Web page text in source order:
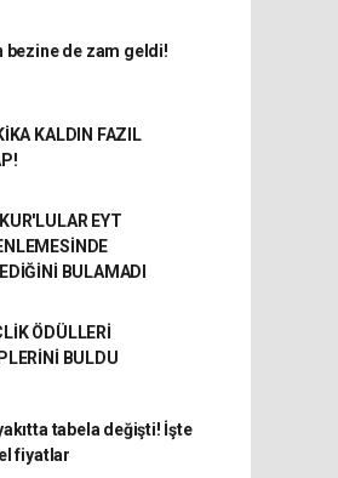
bezine de zam geldi!
KALDIN FAZIL
EYT
BULAMADI
ÖDÜLLERİ
BULDU
tabela değişti! İşte
fiyatlar